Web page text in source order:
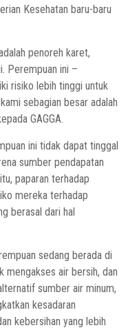
Kesehatan baru-baru
penoreh karet,
Perempuan ini –
risiko lebih tinggi untuk
sebagian besar adalah
GAGGA.
ini tidak dapat tinggal
sumber pendapatan
paparan terhadap
mereka terhadap
berasal dari hal
sedang berada di
mengakses air bersih, dan
sumber air minum,
kesadaran
kebersihan yang lebih